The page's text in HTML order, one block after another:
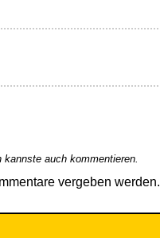
auch kommentieren.
vergeben werden.